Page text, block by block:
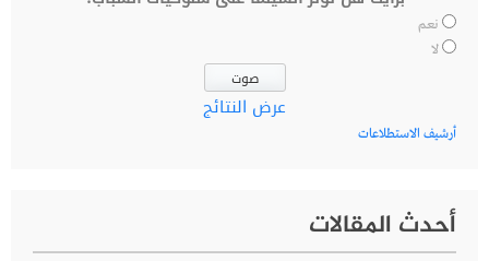
نعم
لا
عرض النتائج
أرشيف الاستطلاعات
أحدث المقالات